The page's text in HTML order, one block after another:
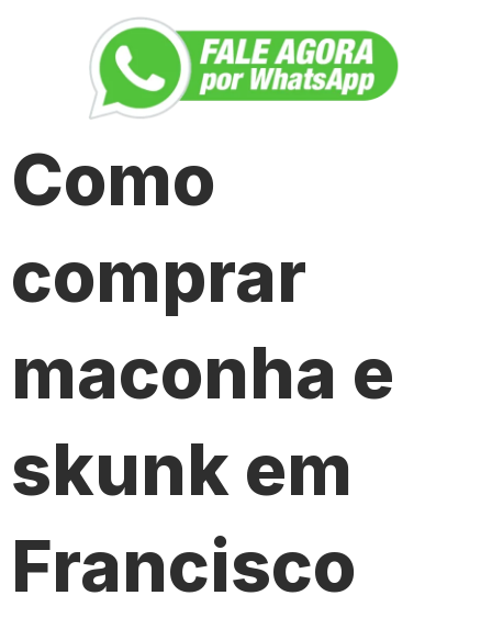
Como
comprar
maconha e
skunk em
Francisco